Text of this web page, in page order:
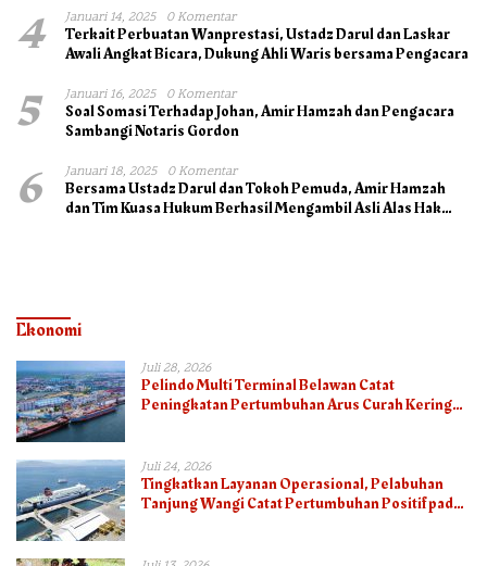
4 Januari 14, 2025 0 Komentar
Terkait Perbuatan Wanprestasi, Ustadz Darul dan Laskar
Awali Angkat Bicara, Dukung Ahli Waris bersama Pengacara
5 Januari 16, 2025 0 Komentar
Soal Somasi Terhadap Johan, Amir Hamzah dan Pengacara
Sambangi Notaris Gordon
6 Januari 18, 2025 0 Komentar
Bersama Ustadz Darul dan Tokoh Pemuda, Amir Hamzah
dan Tim Kuasa Hukum Berhasil Mengambil Asli Alas Hak
Ekonomi
Juli 28, 2026
Pelindo Multi Terminal Belawan Catat
Peningkatan Pertumbuhan Arus Curah Kering
Juli 24, 2026
Tingkatkan Layanan Operasional, Pelabuhan
Tanjung Wangi Catat Pertumbuhan Positif pada